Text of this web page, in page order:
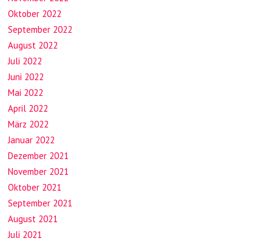
Oktober 2022
September 2022
August 2022
Juli 2022
Juni 2022
Mai 2022
April 2022
März 2022
Januar 2022
Dezember 2021
November 2021
Oktober 2021
September 2021
August 2021
Juli 2021